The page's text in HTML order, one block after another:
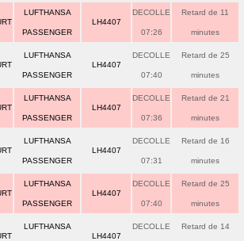
LUFTHANSA
PASSENGER
LH4407
DECOLLE
07:26
Retard de 11
minutes
LUFTHANSA
PASSENGER
LH4407
DECOLLE
07:40
Retard de 25
minutes
LUFTHANSA
PASSENGER
LH4407
DECOLLE
07:36
Retard de 21
minutes
LUFTHANSA
PASSENGER
LH4407
DECOLLE
07:31
Retard de 16
minutes
LUFTHANSA
PASSENGER
LH4407
DECOLLE
07:40
Retard de 25
minutes
LUFTHANSA
LH4407
DECOLLE Retard de 14